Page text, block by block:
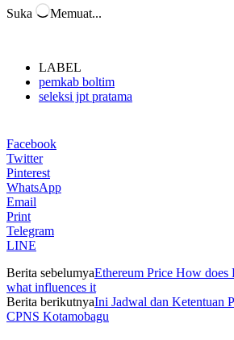
Suka Memuat...
LABEL
pemkab boltim
seleksi jpt pratama
Facebook
Twitter
Pinterest
WhatsApp
Email
Print
Telegram
LINE
Berita sebelumyaEthereum Price How
what influences it
Berita berikutnyaIni Jadwal dan Ketentuan
CPNS Kotamobagu